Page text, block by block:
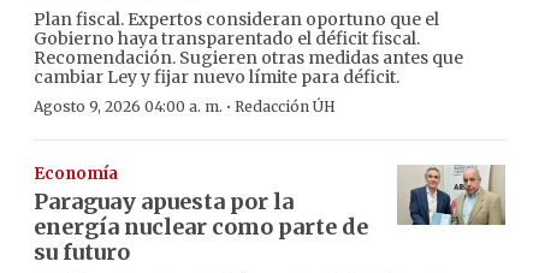
Plan fiscal. Expertos consideran oportuno que el
Gobierno haya transparentado el déficit fiscal.
Recomendación. Sugieren otras medidas antes que
cambiar Ley y fijar nuevo límite para déficit.
Agosto 9, 2026 04:00 a. m. · Redacción ÚH
Economía
Paraguay apuesta por la
energía nuclear como parte de
su futuro